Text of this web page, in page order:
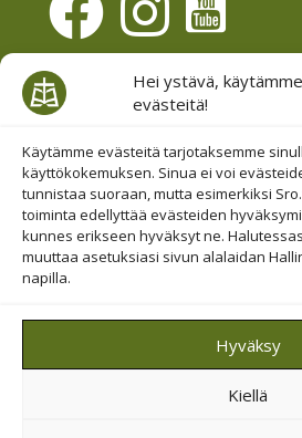
Hei ystävä, käytämme
evästeitä!
Käytämme evästeitä tarjotaksemme
käyttökokemuksen. Sinua ei voi
tunnistaa suoraan, mutta esimerkiksi
toiminta edellyttää evästeiden
kunnes erikseen hyväksyt ne.
muuttaa asetuksiasi sivun alalaidan
napilla.
Hyväksy
Kiellä
Evästesuostumus
Hallinnoi evästeitä
Etsi sivuiltamme
© 2019-2026 Suomen
Saavutettavuus